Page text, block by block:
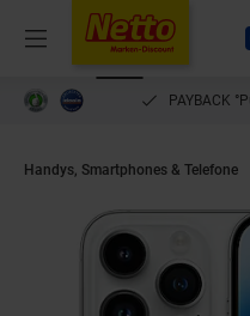
Menü
PAYBACK
Handys, Smartphones & Telefone